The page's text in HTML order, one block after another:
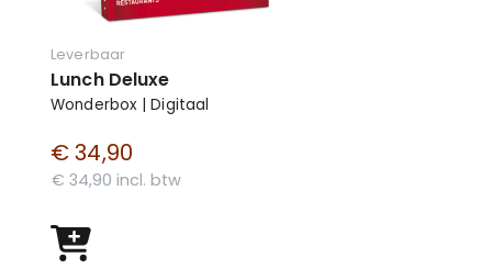
Leverbaar
Lunch Deluxe
Wonderbox | Digitaal
€ 34,90
€ 34,90 incl. btw